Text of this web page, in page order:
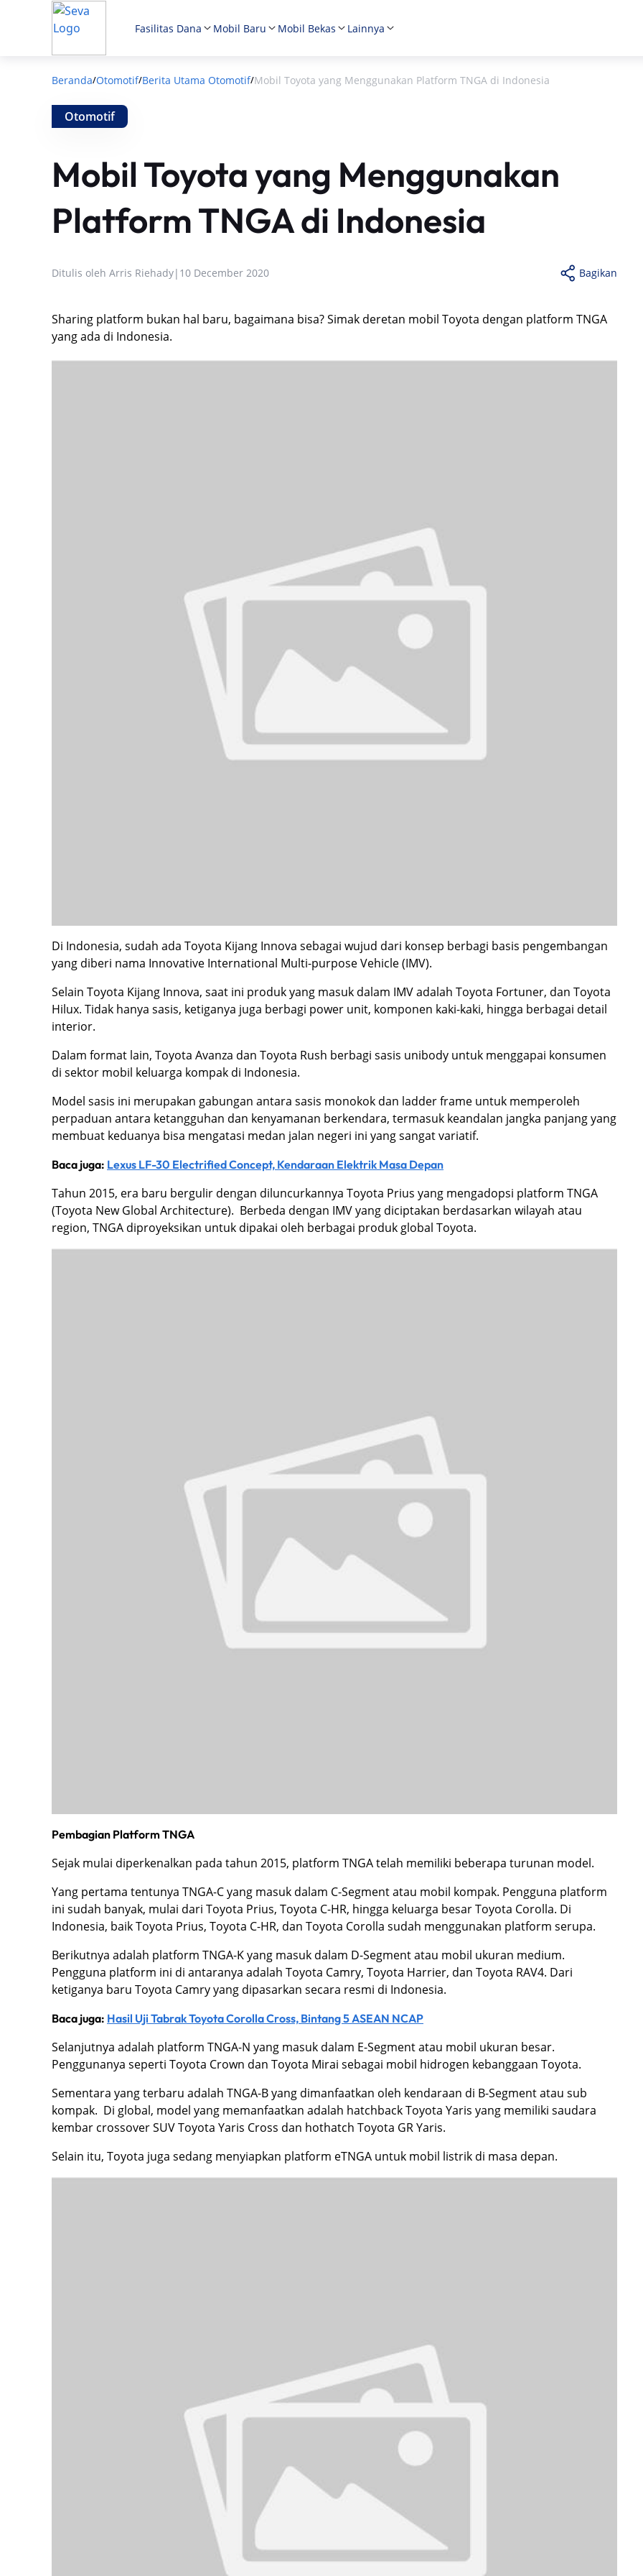
Fasilitas Dana Mobil Baru Mobil Bekas Lainnya
Beranda/Otomotif/Berita Utama Otomotif/Mobil Toyota yang Menggunakan Platform TNGA di Indonesia
Otomotif
Mobil Toyota yang Menggunakan
Platform TNGA di Indonesia
Ditulis oleh Arris Riehady| 10 December 2020 Bagikan
Sharing platform bukan hal baru, bagaimana bisa? Simak deretan mobil Toyota dengan platform TNGA
yang ada di Indonesia.
Di Indonesia, sudah ada Toyota Kijang Innova sebagai wujud dari konsep berbagi basis pengembangan
yang diberi nama Innovative International Multi-purpose Vehicle (IMV).
Selain Toyota Kijang Innova, saat ini produk yang masuk dalam IMV adalah Toyota Fortuner, dan Toyota
Hilux. Tidak hanya sasis, ketiganya juga berbagi power unit, komponen kaki-kaki, hingga berbagai detail
interior.
Dalam format lain, Toyota Avanza dan Toyota Rush berbagi sasis unibody untuk menggapai konsumen
di sektor mobil keluarga kompak di Indonesia.
Model sasis ini merupakan gabungan antara sasis monokok dan ladder frame untuk memperoleh
perpaduan antara ketangguhan dan kenyamanan berkendara, termasuk keandalan jangka panjang yang
membuat keduanya bisa mengatasi medan jalan negeri ini yang sangat variatif.
Baca juga: Lexus LF-30 Electrified Concept, Kendaraan Elektrik Masa Depan
Tahun 2015, era baru bergulir dengan diluncurkannya Toyota Prius yang mengadopsi platform TNGA
(Toyota New Global Architecture). Berbeda dengan IMV yang diciptakan berdasarkan wilayah atau
region, TNGA diproyeksikan untuk dipakai oleh berbagai produk global Toyota.
Pembagian Platform TNGA
Sejak mulai diperkenalkan pada tahun 2015, platform TNGA telah memiliki beberapa turunan model.
Yang pertama tentunya TNGA-C yang masuk dalam C-Segment atau mobil kompak. Pengguna platform
ini sudah banyak, mulai dari Toyota Prius, Toyota C-HR, hingga keluarga besar Toyota Corolla. Di
Indonesia, baik Toyota Prius, Toyota C-HR, dan Toyota Corolla sudah menggunakan platform serupa.
Berikutnya adalah platform TNGA-K yang masuk dalam D-Segment atau mobil ukuran medium.
Pengguna platform ini di antaranya adalah Toyota Camry, Toyota Harrier, dan Toyota RAV4. Dari
ketiganya baru Toyota Camry yang dipasarkan secara resmi di Indonesia.
Baca juga: Hasil Uji Tabrak Toyota Corolla Cross, Bintang 5 ASEAN NCAP
Selanjutnya adalah platform TNGA-N yang masuk dalam E-Segment atau mobil ukuran besar.
Penggunanya seperti Toyota Crown dan Toyota Mirai sebagai mobil hidrogen kebanggaan Toyota.
Sementara yang terbaru adalah TNGA-B yang dimanfaatkan oleh kendaraan di B-Segment atau sub
kompak. Di global, model yang memanfaatkan adalah hatchback Toyota Yaris yang memiliki saudara
kembar crossover SUV Toyota Yaris Cross dan hothatch Toyota GR Yaris.
Selain itu, Toyota juga sedang menyiapkan platform eTNGA untuk mobil listrik di masa depan.